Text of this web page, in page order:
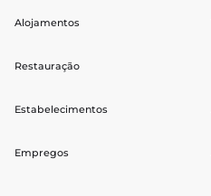
Alojamentos
Restauração
Estabelecimentos
Empregos